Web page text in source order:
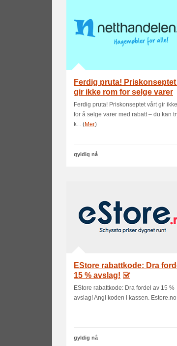
Ferdig pruta!
gir ikke rom for selge varer
med.
Ferdig pruta! Priskonseptet vårt gir
for å selge varer med rabatt – du kan
k... (Mer)
gyldig nå
EStore rabattkode: Dra
15 % avslag!
EStore rabattkode: Dra fordel av 15 %
avslag! Angi koden i kassen.
gyldig nå